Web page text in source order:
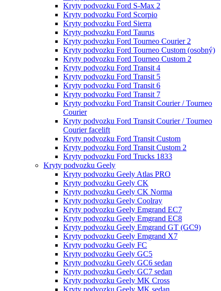
Kryty podvozku Ford S-Max 2
Kryty podvozku Ford Scorpio
Kryty podvozku Ford Sierra
Kryty podvozku Ford Taurus
Kryty podvozku Ford Tourneo Courier 2
Kryty podvozku Ford Tourneo Custom (osobný)
Kryty podvozku Ford Tourneo Custom 2
Kryty podvozku Ford Transit 4
Kryty podvozku Ford Transit 5
Kryty podvozku Ford Transit 6
Kryty podvozku Ford Transit 7
Kryty podvozku Ford Transit Courier / Tourneo
Courier
Kryty podvozku Ford Transit Courier / Tourneo
Courier facelift
Kryty podvozku Ford Transit Custom
Kryty podvozku Ford Transit Custom 2
Kryty podvozku Ford Trucks 1833
Kryty podvozku Geely
Kryty podvozku Geely Atlas PRO
Kryty podvozku Geely CK
Kryty podvozku Geely CK Norma
Kryty podvozku Geely Coolray
Kryty podvozku Geely Emgrand EC7
Kryty podvozku Geely Emgrand EC8
Kryty podvozku Geely Emgrand GT (GC9)
Kryty podvozku Geely Emgrand X7
Kryty podvozku Geely FC
Kryty podvozku Geely GC5
Kryty podvozku Geely GC6 sedan
Kryty podvozku Geely GC7 sedan
Kryty podvozku Geely MK Cross
Kryty podvozku Geely MK sedan